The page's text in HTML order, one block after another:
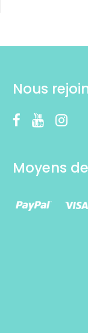
Nous
Moyens